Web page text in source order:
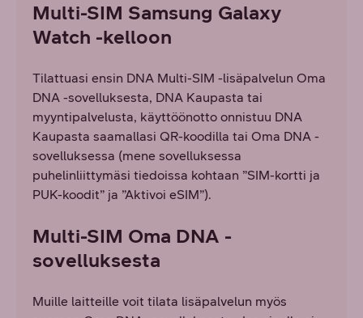
Multi-SIM Samsung Galaxy
Watch -kelloon
Tilattuasi ensin DNA Multi-SIM -lisäpalvelun Oma
DNA -sovelluksesta, DNA Kaupasta tai
myyntipalvelusta, käyttöönotto onnistuu DNA
Kaupasta saamallasi QR-koodilla tai Oma DNA -
sovelluksessa (mene sovelluksessa
puhelinliittymäsi tiedoissa kohtaan ”SIM-kortti ja
PUK-koodit” ja ”Aktivoi eSIM”).
Multi-SIM Oma DNA -
sovelluksesta
Muille laitteille voit tilata lisäpalvelun myös